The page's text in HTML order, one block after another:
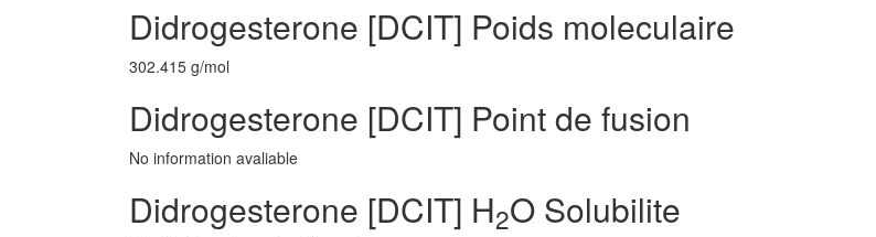
Didrogesterone [DCIT] Poids moleculaire
302.415 g/mol
Didrogesterone [DCIT] Point de fusion
No information avaliable
Didrogesterone [DCIT] H2O Solubilite